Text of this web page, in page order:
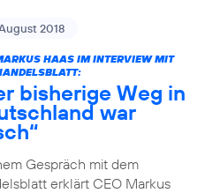
2018
HAAS IM INTERVIEW MIT
bisherige Weg in
war
Gespräch mit dem
erklärt CEO Markus